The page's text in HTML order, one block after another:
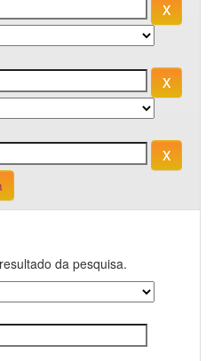
da pesquisa.